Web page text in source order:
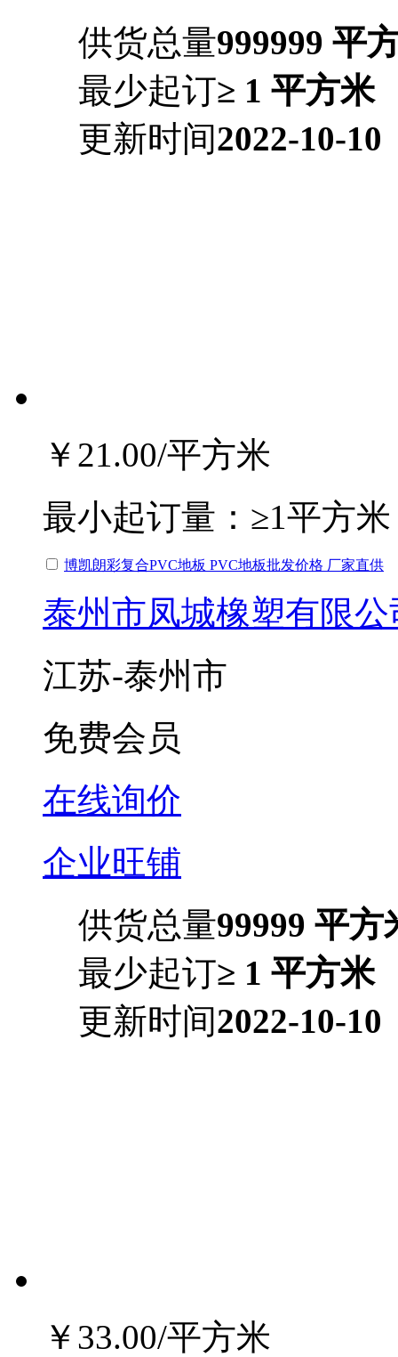
供货总量999999 平
最少起订≥ 1 平方米
更新时间2022-10-10
￥21.00/平方米
最小起订量： ≥1平方米
博凯朗彩复合PVC地板 PVC地板批发价格 厂家直供
泰州市凤城橡塑有限公
江苏-泰州市
免费会员
在线询价
企业旺铺
供货总量99999 平方
最少起订≥ 1 平方米
更新时间2022-10-10
￥33.00/平方米